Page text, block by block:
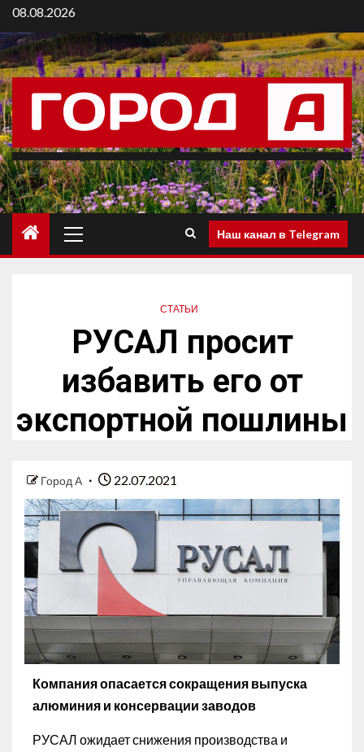
08.08.2026
Наш канал в Telegram
СТАТЬИ
РУСАЛ просит
избавить его от
экспортной пошлины
Город А 22.07.2021
Компания опасается сокращения выпуска
алюминия и консервации заводов
РУСАЛ ожидает снижения производства и